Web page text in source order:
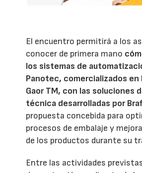
El encuentro permitirá a los
conocer de primera mano
los sistemas de
Panotec, comercializados en
Gaor TM, con las soluciones
técnica desarrolladas por
propuesta concebida para
procesos de embalaje y
de los productos durante su
Entre las actividades